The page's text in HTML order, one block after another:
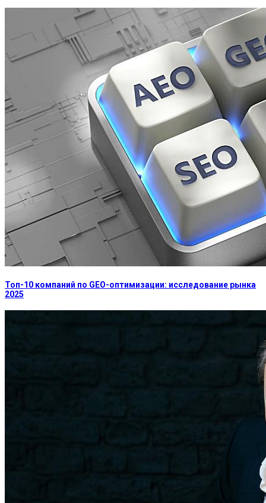
Топ-10 компаний по GEO-оптимизации: исследование рынка
2025